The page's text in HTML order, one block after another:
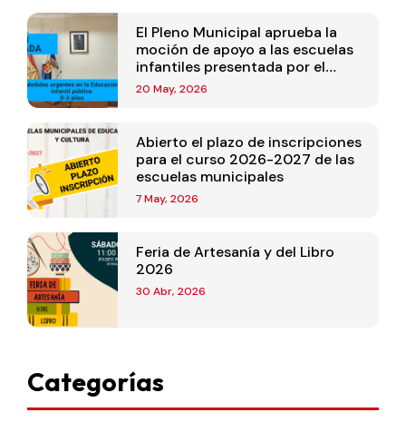
El Pleno Municipal aprueba la
moción de apoyo a las escuelas
infantiles presentada por el
Equipo de Gobierno
20 May, 2026
Abierto el plazo de inscripciones
para el curso 2026-2027 de las
escuelas municipales
7 May, 2026
Feria de Artesanía y del Libro
2026
30 Abr, 2026
Categorías